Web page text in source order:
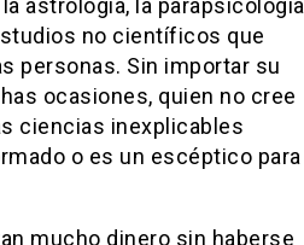
astrología, la parapsicología
no científicos que
personas. Sin importar su
ocasiones, quien no cree
ciencias inexplicables
o es un escéptico para
mucho dinero sin haberse